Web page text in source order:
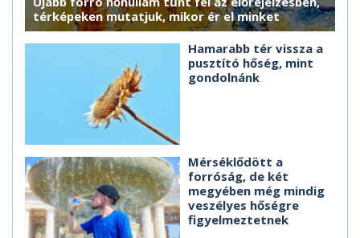
térképeken mutatjuk, mikor ér el minket
Hamarabb tér vissza a
pusztító hőség, mint
gondolnánk
Mérséklődött a
forróság, de két
megyében még mindig
veszélyes hőségre
figyelmeztetnek